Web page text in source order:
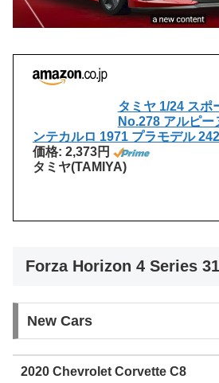
タミヤ 1/24 スポ
No.278 アルピー
ンテカルロ 1971 プラモデル
価格: 2,373円
タミヤ(TAMIYA)
Forza Horizon 4 Series
New Cars
2020 Chevrolet Corvette C8